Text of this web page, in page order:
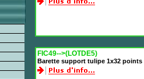
FIC49-->(LOTDE5)
Barette support tulipe 1x32 points